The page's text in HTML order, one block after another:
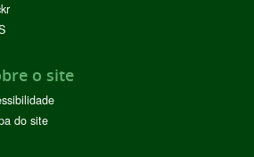
o site
do site